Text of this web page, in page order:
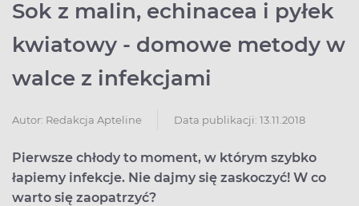
Sok z malin, echinacea i pyłek
kwiatowy - domowe metody w
walce z infekcjami
Autor: Redakcja Apteline Data publikacji: 13.11.2018
Pierwsze chłody to moment, w którym szybko
łapiemy infekcje. Nie dajmy się zaskoczyć! W co
warto się zaopatrzyć?